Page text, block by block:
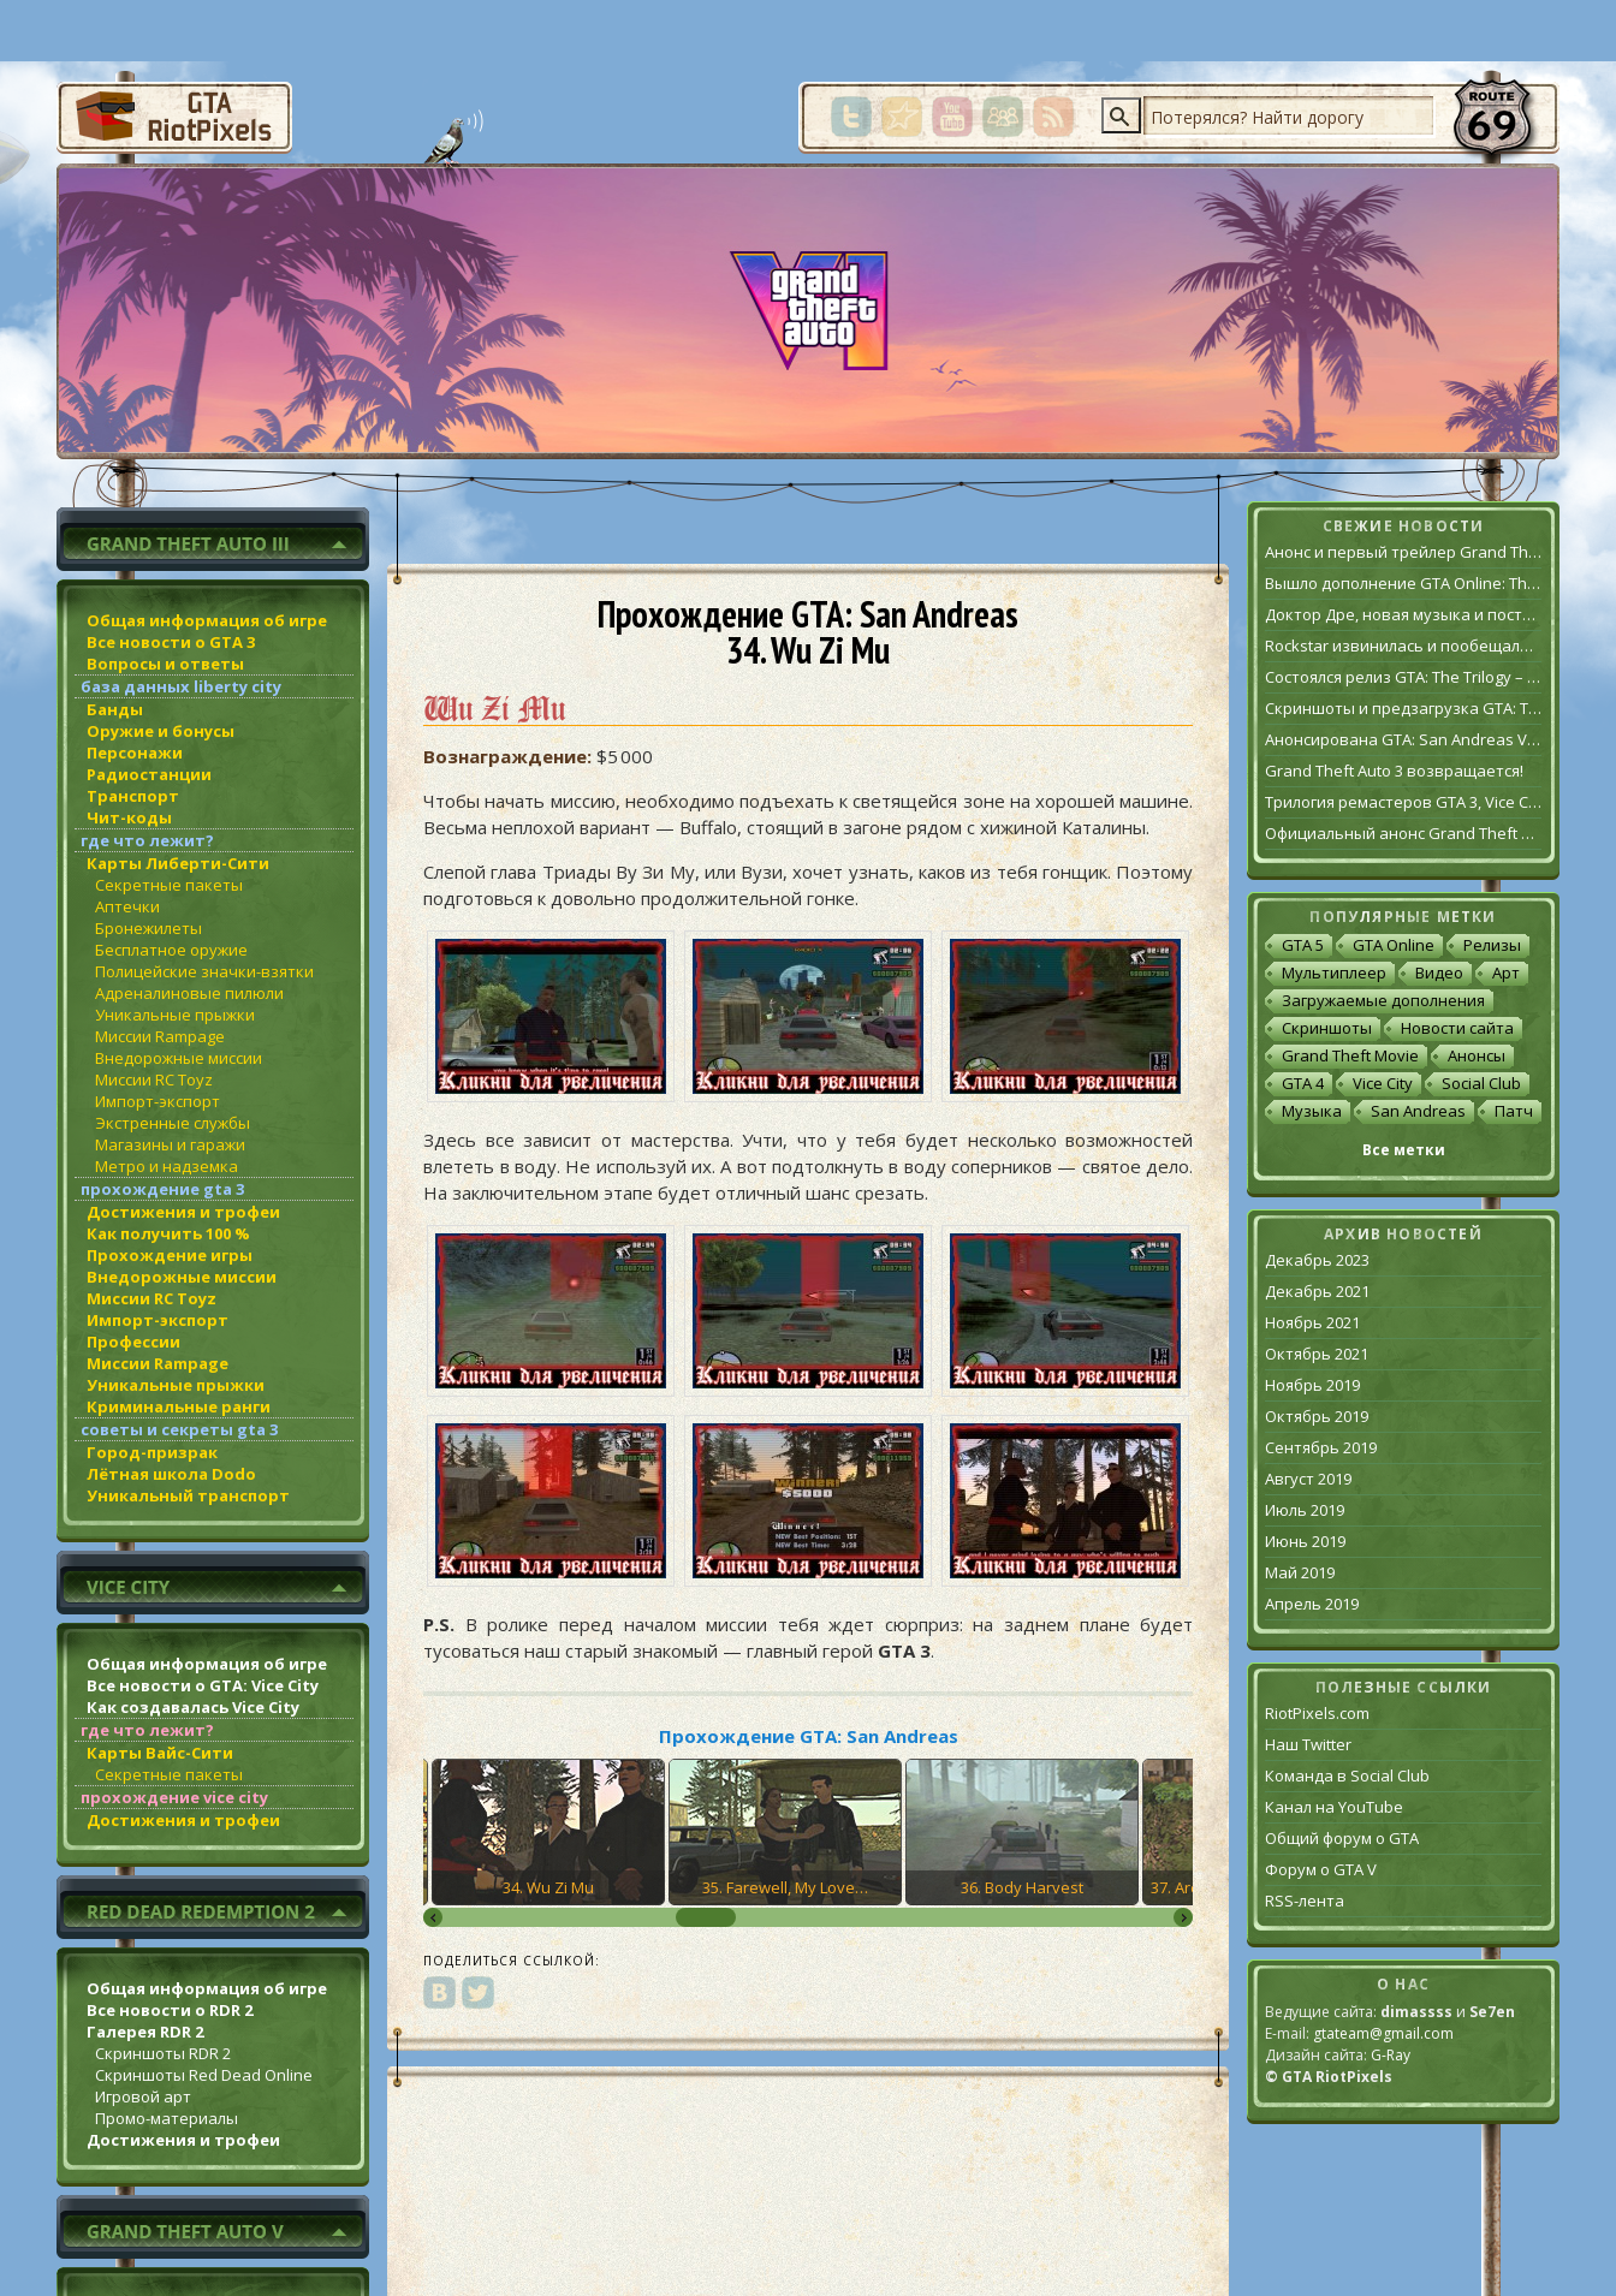
Поиск
Общая информация об игре
Все новости о GTA 3
Вопросы и ответы
база данных liberty city
Банды
Оружие и бонусы
Персонажи
Радиостанции
Транспорт
Чит-коды
где что лежит?
Карты Либерти-Сити
Секретные пакеты
Аптечки
Бронежилеты
Бесплатное оружие
Полицейские значки-взятки
Адреналиновые пилюли
Уникальные прыжки
Миссии Rampage
Внедорожные миссии
Миссии RC Toyz
Импорт-экспорт
Экстренные службы
Магазины и гаражи
Метро и надземка
прохождение gta 3
Достижения и трофеи
Как получить 100 %
Прохождение игры
Внедорожные миссии
Миссии RC Toyz
Импорт-экспорт
Профессии
Миссии Rampage
Уникальные прыжки
Криминальные ранги
советы и секреты gta 3
Город-призрак
Лётная школа Dodo
Уникальный транспорт
Общая информация об игре
Все новости о GTA: Vice City
Как создавалась Vice City
где что лежит?
Карты Вайс-Сити
Секретные пакеты
прохождение vice city
Достижения и трофеи
Общая информация об игре
Все новости о RDR 2
Галерея RDR 2
Скриншоты RDR 2
Скриншоты Red Dead Online
Игровой арт
Промо-материалы
Достижения и трофеи
Прохождение GTA: San Andreas
34. Wu Zi Mu
Wu Zi Mu
Вознаграждение: $5 000
Чтобы начать миссию, необходимо подъехать к светящейся зоне на хорошей машине.
Весьма неплохой вариант — Buffalo, стоящий в загоне рядом с хижиной Каталины.
Слепой глава Триады Ву Зи Му, или Вузи, хочет узнать, каков из тебя гонщик. Поэтому
подготовься к довольно продолжительной гонке.
Здесь все зависит от мастерства. Учти, что у тебя будет несколько возможностей
влететь в воду. Не используй их. А вот подтолкнуть в воду соперников — святое дело.
На заключительном этапе будет отличный шанс срезать.
P.S. В ролике перед началом миссии тебя ждет сюрприз: на заднем плане будет
тусоваться наш старый знакомый — главный герой GTA 3.
Прохождение GTA: San Andreas
32. Small Town Bank 33. Local Liquor Store 34. Wu Zi Mu 35. Farewell, My Love… 36. Body Harvest 37. Are You Going to San Fierro? 38. Wear Flowers in Your Hair
ПОДЕЛИТЬСЯ ССЫЛКОЙ:
СВЕЖИЕ НОВОСТИ
Анонс и первый трейлер Grand Theft Auto VI
Вышло дополнение GTA Online: The Contract
Доктор Дре, новая музыка и постаревший Франклин Клинтон в дополнении GTA Online: The Contract
Rockstar извинилась и пообещала исправить GTA: The Trilogy – The Definitive Edition [обновлено]
Состоялся релиз GTA: The Trilogy – The Definitive Edition
Скриншоты и предзагрузка GTA: The Trilogy – The Definitive Edition
Анонсирована GTA: San Andreas VR для Oculus Quest 2
Grand Theft Auto 3 возвращается!
Трилогия ремастеров GTA 3, Vice City и San Andreas выйдет 11 ноября
Официальный анонс Grand Theft Auto: The Trilogy – The Definitive Edition
ПОПУЛЯРНЫЕ МЕТКИ
GTA 5 GTA Online
Релизы
Мультиплеер
Видео
Арт
Загружаемые дополнения
Скриншоты
Новости сайта
Grand Theft Movie
Анонсы
GTA 4
Vice City
Social Club
Музыка
San Andreas Патч
Все метки
АРХИВ НОВОСТЕЙ
Декабрь 2023
Декабрь 2021
Ноябрь 2021
Октябрь 2021
Ноябрь 2019
Октябрь 2019
Сентябрь 2019
Август 2019
Июль 2019
Июнь 2019
Май 2019
Апрель 2019
ПОЛЕЗНЫЕ ССЫЛКИ
RiotPixels.com
Наш Twitter
Команда в Social Club
Канал на YouTube
Общий форум о GTA
Форум о GTA V
RSS-лента
О НАС
Ведущие сайта: dimassss и Se7en
E-mail: gtateam@gmail.com
Дизайн сайта: G-Ray
© GTA RiotPixels